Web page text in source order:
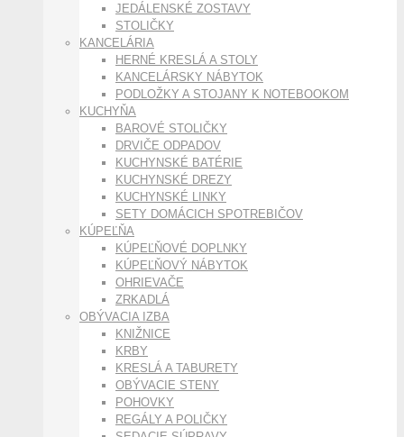
JEDÁLENSKÉ ZOSTAVY
STOLIČKY
KANCELÁRIA
HERNÉ KRESLÁ A STOLY
KANCELÁRSKY NÁBYTOK
PODLOŽKY A STOJANY K NOTEBOOKOM
KUCHYŇA
BAROVÉ STOLIČKY
DRVIČE ODPADOV
KUCHYNSKÉ BATÉRIE
KUCHYNSKÉ DREZY
KUCHYNSKÉ LINKY
SETY DOMÁCICH SPOTREBIČOV
KÚPEĽŇA
KÚPEĽŇOVÉ DOPLNKY
KÚPEĽŇOVÝ NÁBYTOK
OHRIEVAČE
ZRKADLÁ
OBÝVACIA IZBA
KNIŽNICE
KRBY
KRESLÁ A TABURETY
OBÝVACIE STENY
POHOVKY
REGÁLY A POLIČKY